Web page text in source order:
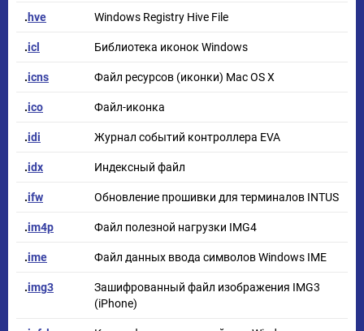
.hve Windows Registry Hive File
.icl Библиотека иконок Windows
.icns Файл ресурсов (иконки) Mac OS X
.ico Файл-иконка
.idi Журнал событий контроллера EVA
.idx Индексный файл
.ifw Обновление прошивки для терминалов INTUS
.im4p Файл полезной нагрузки IMG4
.ime Файл данных ввода символов Windows IME
.img3
Зашифрованный файл изображения IMG3
(iPhone)